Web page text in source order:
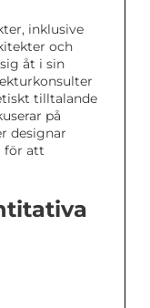
inklusive
och
åt i sin
tilltalande
på
designar
för att